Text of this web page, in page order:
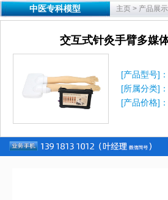
中医专科模型 主页 > 产品展示
交互式针灸手臂多媒
[产品型号]：
[所属分类]：
[产品价格]：